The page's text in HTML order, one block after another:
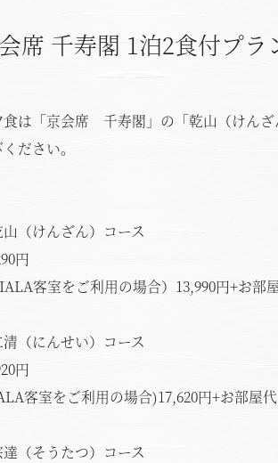
席 千寿閣 1泊2食付プラ
食は「京会席 千寿閣」の「乾山（けん
ださい。
（けんざん）コース
円
客室をご利用の場合）13,990円+お部
（にんせい）コース
円
客室をご利用の場合)17,620円+お部屋代
（そうたつ）コース